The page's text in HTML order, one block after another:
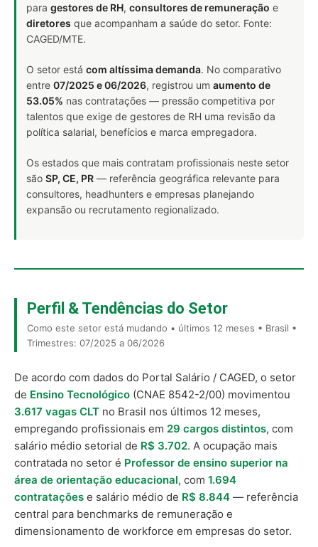
para gestores de RH, consultores de remuneração e
diretores que acompanham a saúde do setor. Fonte:
CAGED/MTE.
O setor está com altíssima demanda. No comparativo
entre 07/2025 e 06/2026, registrou um aumento de
53.05% nas contratações — pressão competitiva por
talentos que exige de gestores de RH uma revisão da
política salarial, benefícios e marca empregadora.
Os estados que mais contratam profissionais neste setor
são SP, CE, PR — referência geográfica relevante para
consultores, headhunters e empresas planejando
expansão ou recrutamento regionalizado.
Perfil & Tendências do Setor
Como este setor está mudando • últimos 12 meses • Brasil •
Trimestres: 07/2025 a 06/2026
De acordo com dados do Portal Salário / CAGED, o setor
de Ensino Tecnológico (CNAE 8542-2/00) movimentou
3.617 vagas CLT no Brasil nos últimos 12 meses,
empregando profissionais em 29 cargos distintos, com
salário médio setorial de R$ 3.702. A ocupação mais
contratada no setor é Professor de ensino superior na
área de orientação educacional, com 1.694
contratações e salário médio de R$ 8.844 — referência
central para benchmarks de remuneração e
dimensionamento de workforce em empresas do setor.